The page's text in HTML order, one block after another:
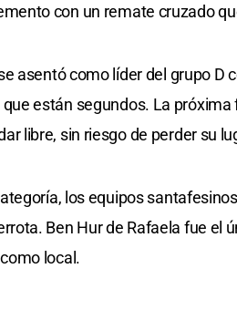
con un remate cruzado
asentó como líder del grupo D
están segundos. La
libre, sin riesgo de perder su
los equipos
Ben Hur de Rafaela fue el
local.